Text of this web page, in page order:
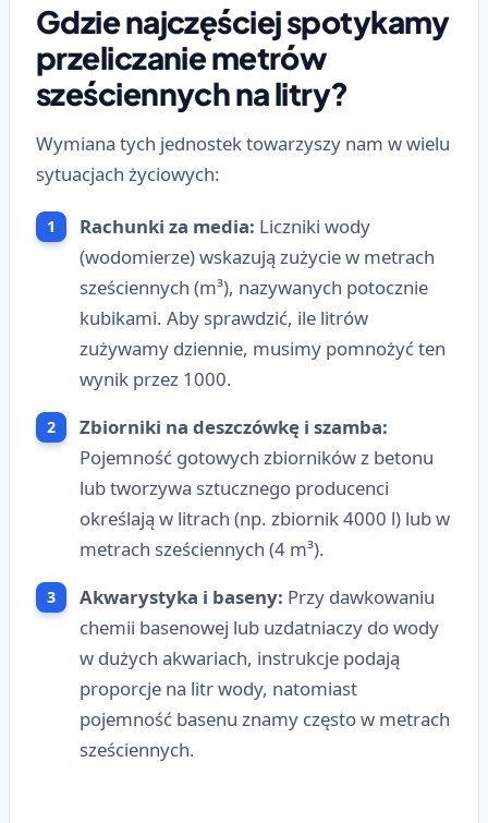
Gdzie najczęściej spotykamy
przeliczanie metrów
sześciennych na litry?
Wymiana tych jednostek towarzyszy nam w wielu
sytuacjach życiowych:
Rachunki za media: Liczniki wody
(wodomierze) wskazują zużycie w metrach
sześciennych (m³), nazywanych potocznie
kubikami. Aby sprawdzić, ile litrów
zużywamy dziennie, musimy pomnożyć ten
wynik przez 1000.
Zbiorniki na deszczówkę i szamba:
Pojemność gotowych zbiorników z betonu
lub tworzywa sztucznego producenci
określają w litrach (np. zbiornik 4000 l) lub w
metrach sześciennych (4 m³).
Akwarystyka i baseny: Przy dawkowaniu
chemii basenowej lub uzdatniaczy do wody
w dużych akwariach, instrukcje podają
proporcje na litr wody, natomiast
pojemność basenu znamy często w metrach
sześciennych.